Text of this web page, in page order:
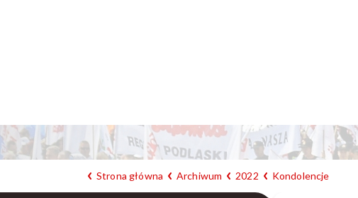
Strona główna Archiwum 2022 Kondolencje